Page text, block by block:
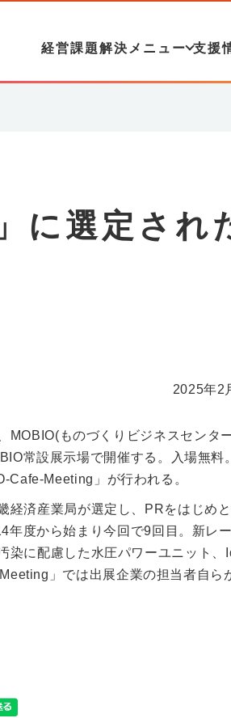
経営課題解決メニュー 支援
に選定され
2025年2
MOBIO(ものづくりビジネスセンタ
常設展示場で開催する。入場無料
Cafe-Meeting」が行われる。
経済産業局が選定し、PRをはじめ
度から始まり今回で9回目。新レ
染に配慮した水圧パワーユニット、
」では出展企業の担当者自ら